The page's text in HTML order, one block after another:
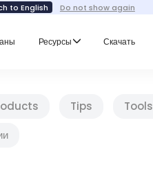
to English Do not show again
Ресурсы Скачать
Tips Tools